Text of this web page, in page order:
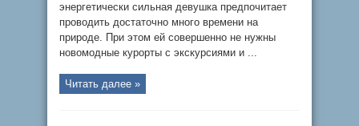
энергетически сильная девушка предпочитает
проводить достаточно много времени на
природе. При этом ей совершенно не нужны
новомодные курорты с экскурсиями и ...
Читать далее »